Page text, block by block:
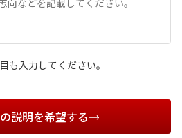
も入力してください。
説明を希望する